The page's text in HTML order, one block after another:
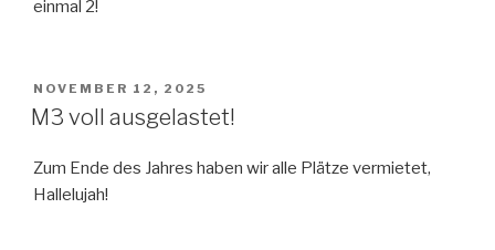
einmal 2!
VERÖFFENTLICHT
AM
NOVEMBER 12, 2025
M3 voll ausgelastet!
Zum Ende des Jahres haben wir alle Plätze vermietet,
Hallelujah!